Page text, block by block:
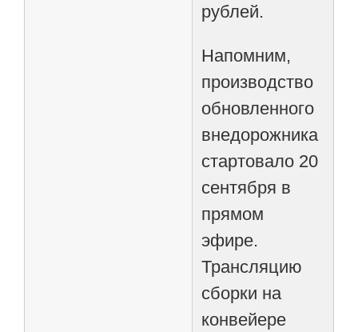
рублей.
Напомним,
производство
обновленного
внедорожника
стартовало 20
сентября в
прямом
эфире.
Трансляцию
сборки на
конвейере